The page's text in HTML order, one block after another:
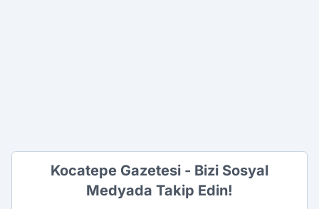
Kocatepe Gazetesi - Bizi Sosyal
Medyada Takip Edin!